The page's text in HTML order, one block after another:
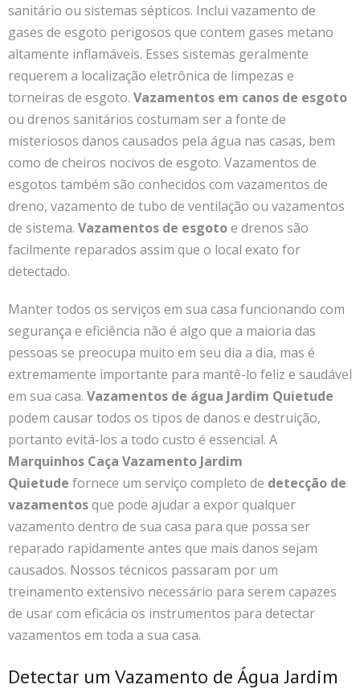
sanitário ou sistemas sépticos. Inclui vazamento de
gases de esgoto perigosos que contem gases metano
altamente inflamáveis. Esses sistemas geralmente
requerem a localização eletrônica de limpezas e
torneiras de esgoto. Vazamentos em canos de esgoto
ou drenos sanitários costumam ser a fonte de
misteriosos danos causados pela água nas casas, bem
como de cheiros nocivos de esgoto. Vazamentos de
esgotos também são conhecidos com vazamentos de
dreno, vazamento de tubo de ventilação ou vazamentos
de sistema. Vazamentos de esgotoe drenos são
facilmente reparados assim que o local exato for
detectado.
Manter todos os serviços em sua casa funcionando com
segurança e eficiência não é algo que a maioria das
pessoas se preocupa muito em seu dia a dia, mas é
extremamente importante para mantê-lo feliz e saudável
em sua casa. Vazamentos de água Jardim Quietude
podem causar todos os tipos de danos e destruição,
portanto evitá-los a todo custo é essencial. A
Marquinhos Caça Vazamento Jardim
Quietude fornece um serviço completo de detecção de
vazamentosque pode ajudar a expor qualquer
vazamento dentro de sua casa para que possa ser
reparado rapidamente antes que mais danos sejam
causados. Nossos técnicos passaram por um
treinamento extensivo necessário para serem capazes
de usar com eficácia os instrumentos para detectar
vazamentos em toda a sua casa.
Detectar um Vazamento de Água Jardim